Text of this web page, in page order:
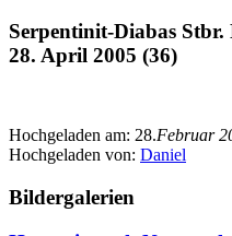
Serpentinit-Diabas Stbr.
28. April 2005 (36)
Hochgeladen am: 28.Februar
Hochgeladen von: Daniel
Bildergalerien